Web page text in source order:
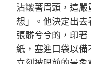
沾皺著眉頭，這
想」。他決定出去
張髒兮兮的，印
紙，塞進口袋以備